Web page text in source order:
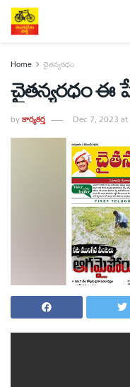
Home చైతన్యరధం
చైతన్యరధం ఈ
byకార్యకర్త Dec 7, 2023